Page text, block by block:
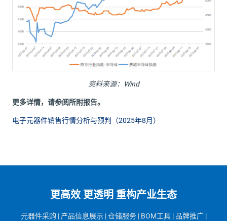
资料来源： Wind
更多详情，请参阅所附报告。
电子元器件销售行情分析与预判（2025年8月）
更高效 更透明 重构产业生态
元器件采购 | 产品信息展示 | 仓储服务 | BOM工具 | 品牌推广 |